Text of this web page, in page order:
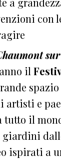
con
il
artisti e
tutto il
giardini
ispirati a